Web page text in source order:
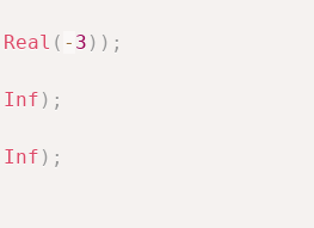
Real ( - 3 ) ) ;
Inf ) ;
Inf ) ;